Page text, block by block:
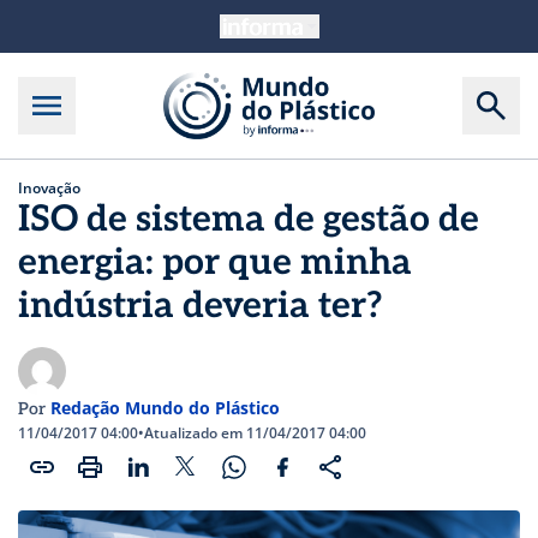
Inovação
ISO de sistema de gestão de
energia: por que minha
indústria deveria ter?
Por Redação Mundo do Plástico
11/04/2017 04:00•Atualizado em 11/04/2017 04:00